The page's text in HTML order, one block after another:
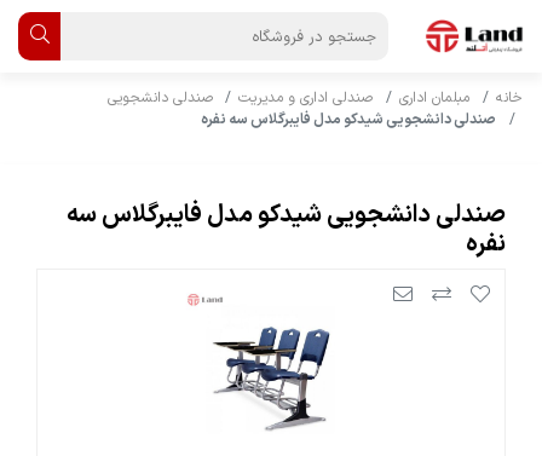
خانه مبلمان اداری صندلی اداری و مدیریت
صندلی دانشجویی
صندلی دانشجویی شیدکو مدل فایبرگلاس سه نفره
صندلی دانشجویی شیدکو مدل فایبرگلاس سه
نفره